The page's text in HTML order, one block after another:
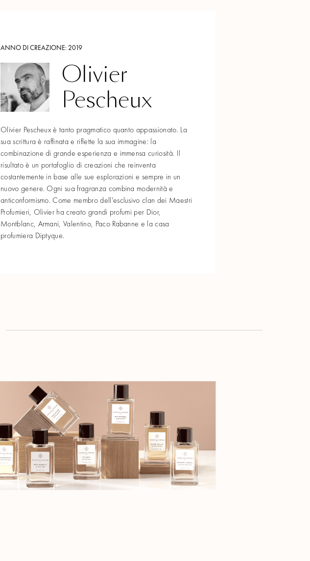
ANNO DI CREAZIONE: 2019
Olivier
Pescheux
Olivier Pescheux è tanto pragmatico quanto appassionato. La
sua scrittura è raffinata e riflette la sua immagine: la
combinazione di grande esperienza e immensa curiosità. Il
risultato è un portafoglio di creazioni che reinventa
costantemente in base alle sue esplorazioni e sempre in un
nuovo genere. Ogni sua fragranza combina modernità e
anticonformismo. Come membro dell'esclusivo clan dei Maestri
Profumieri, Olivier ha creato grandi profumi per Dior,
Montblanc, Armani, Valentino, Paco Rabanne e la casa
profumiera Diptyque.